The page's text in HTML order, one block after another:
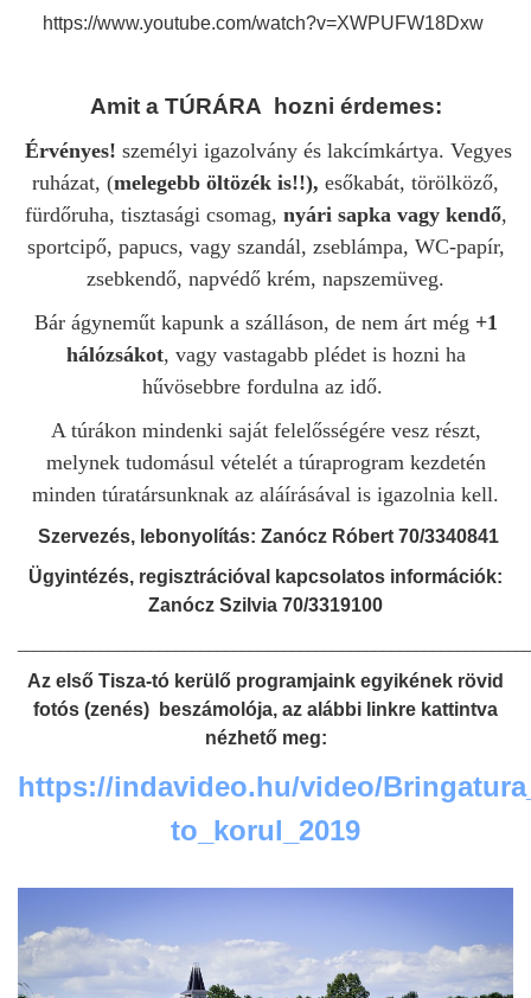
https://www.youtube.com/watch?v=XWPUFW18Dxw
Amit a TÚRÁRA hozni érdemes:
Érvényes! személyi igazolvány és lakcímkártya. Vegyes
ruházat, (melegebb öltözék is!!), esőkabát, törölköző,
fürdőruha, tisztasági csomag, nyári sapka vagy kendő,
sportcipő, papucs, vagy szandál, zseblámpa, WC-papír,
zsebkendő, napvédő krém, napszemüveg.
Bár ágyneműt kapunk a szálláson, de nem árt még +1
hálózsákot, vagy vastagabb plédet is hozni ha
hűvösebbre fordulna az idő.
A túrákon mindenki saját felelősségére vesz részt,
melynek tudomásul vételét a túraprogram kezdetén
minden túratársunknak az aláírásával is igazolnia kell.
Szervezés, lebonyolítás: Zanócz Róbert 70/3340841
Ügyintézés, regisztrációval kapcsolatos információk:
Zanócz Szilvia 70/3319100
Az első Tisza-tó kerülő programjaink egyikének rövid
fotós (zenés) beszámolója, az alábbi linkre kattintva
nézhető meg:
https://indavideo.hu/video/
to_korul_2019